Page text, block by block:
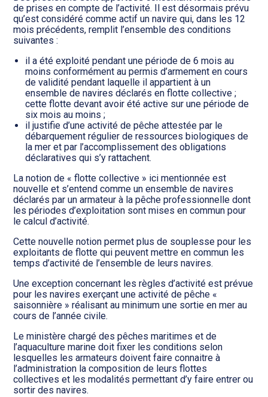
de prises en compte de l’activité. Il est désormais prévu
qu’est considéré comme actif un navire qui, dans les 12
mois précédents, remplit l’ensemble des conditions
suivantes :
il a été exploité pendant une période de 6 mois au
moins conformément au permis d’armement en cours
de validité pendant laquelle il appartient à un
ensemble de navires déclarés en flotte collective ;
cette flotte devant avoir été active sur une période de
six mois au moins ;
il justifie d’une activité de pêche attestée par le
débarquement régulier de ressources biologiques de
la mer et par l’accomplissement des obligations
déclaratives qui s’y rattachent.
La notion de « flotte collective » ici mentionnée est
nouvelle et s’entend comme un ensemble de navires
déclarés par un armateur à la pêche professionnelle dont
les périodes d’exploitation sont mises en commun pour
le calcul d’activité.
Cette nouvelle notion permet plus de souplesse pour les
exploitants de flotte qui peuvent mettre en commun les
temps d’activité de l’ensemble de leurs navires.
Une exception concernant les règles d’activité est prévue
pour les navires exerçant une activité de pêche «
saisonnière » réalisant au minimum une sortie en mer au
cours de l’année civile.
Le ministère chargé des pêches maritimes et de
l’aquaculture marine doit fixer les conditions selon
lesquelles les armateurs doivent faire connaitre à
l’administration la composition de leurs flottes
collectives et les modalités permettant d’y faire entrer ou
sortir des navires.